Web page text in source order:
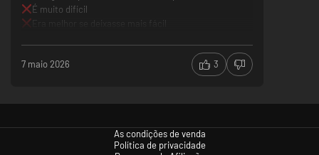
É muito difícil
7 maio 2026 3
As condições de venda
Política de privacidade